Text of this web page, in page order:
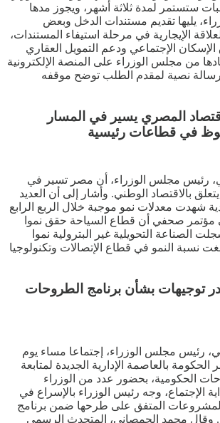
ستستمر لمدة ثلاثة أشهر، ويجوز مدها
يليها تقديم مستندات الدخل وبعض
الإيجارية في مرحلة استيفاء المستندات،
الإجتماعي ودعم التمويل العقاري
من مجلس الوزراء على المنصة الإلكترونية
رسالة نصية لمقدم الطلب توضح موقفه
المصري يسير في المسار
في قطاعات رئيسية
رئيس مجلس الوزراء، أن مصر تسير في
بالاقتصاد الوطني. وأشار إلى أن العديد
شهدت معدلات نمو موجبة خلال الربع الرابع
مؤتمر صحفي أن قطاع السياحة حقق نموا
فيما سجلت الصناعة التحويلية غير البترولية نموا
بينما بلغت نسبة النمو في قطاع الإتصالات وتكنولوجيا
توجيهات بشأن برنامج الطروحات
رئيس مجلس الوزراء، إجتماعا مساء يوم
بالعاصمة الإدارية الجديدة لمتابعة
الحكومية، بحضور عدد من الوزراء
الإجتماع، وجه رئيس الوزراء بالإسراع في
المشروعات المتفق على طرحها ضمن برنامج
وقال محمد الحمصاني، المتحدث الرسمي